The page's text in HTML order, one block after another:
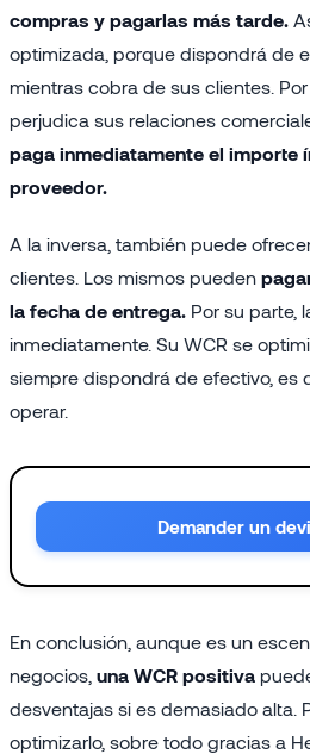
compras y pagarlas más tarde.
optimizada, porque dispondrá de
mientras cobra de sus clientes.
perjudica sus relaciones
paga inmediatamente el importe
proveedor.
A la inversa, también puede
clientes. Los mismos pueden
la fecha de entrega. Por su parte,
inmediatamente. Su WCR se
siempre dispondrá de efectivo, es
operar.
Demander un
En conclusión, aunque es un
negocios, una WCR positiva
desventajas si es demasiado alta.
optimizarlo, sobre todo gracias a